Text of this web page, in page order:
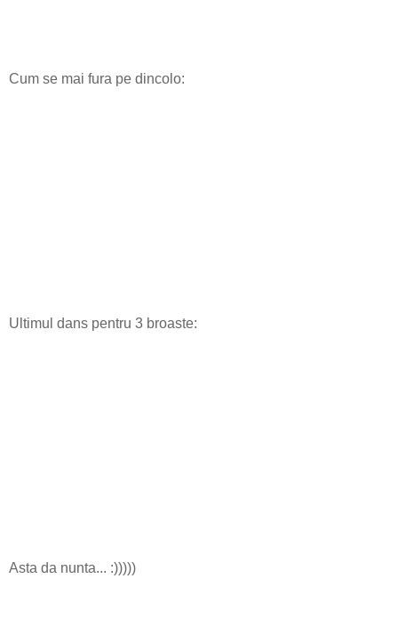
Cum se mai fura pe dincolo:
Ultimul dans pentru 3 broaste:
Asta da nunta... :)))))